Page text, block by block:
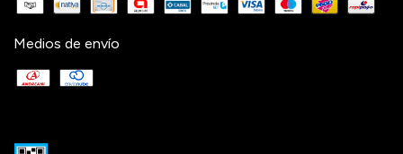
Medios de envío